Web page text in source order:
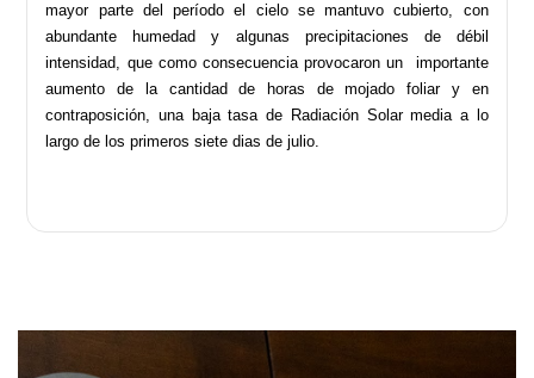
mayor parte del período el cielo se mantuvo cubierto, con
abundante humedad y algunas precipitaciones de débil
intensidad, que como consecuencia provocaron un importante
aumento de la cantidad de horas de mojado foliar y en
contraposición, una baja tasa de Radiación Solar media a lo
largo de los primeros siete dias de julio.